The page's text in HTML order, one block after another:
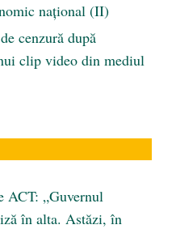
naţional (II)
cenzură după
clip video din mediul
ACT: „Guvernul
în alta. Astăzi, în